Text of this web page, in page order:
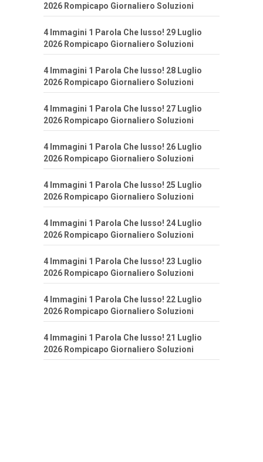
2026 Rompicapo Giornaliero Soluzioni
4 Immagini 1 Parola Che lusso! 29 Luglio
2026 Rompicapo Giornaliero Soluzioni
4 Immagini 1 Parola Che lusso! 28 Luglio
2026 Rompicapo Giornaliero Soluzioni
4 Immagini 1 Parola Che lusso! 27 Luglio
2026 Rompicapo Giornaliero Soluzioni
4 Immagini 1 Parola Che lusso! 26 Luglio
2026 Rompicapo Giornaliero Soluzioni
4 Immagini 1 Parola Che lusso! 25 Luglio
2026 Rompicapo Giornaliero Soluzioni
4 Immagini 1 Parola Che lusso! 24 Luglio
2026 Rompicapo Giornaliero Soluzioni
4 Immagini 1 Parola Che lusso! 23 Luglio
2026 Rompicapo Giornaliero Soluzioni
4 Immagini 1 Parola Che lusso! 22 Luglio
2026 Rompicapo Giornaliero Soluzioni
4 Immagini 1 Parola Che lusso! 21 Luglio
2026 Rompicapo Giornaliero Soluzioni